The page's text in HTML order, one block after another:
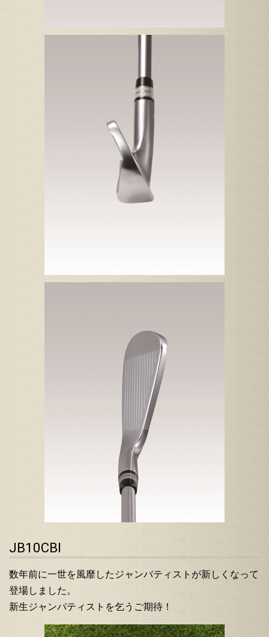
JB10CBI
数年前に一世を風靡したジャンバティストが新しくなって
登場しました。
新生ジャンバティストを乞うご期待！